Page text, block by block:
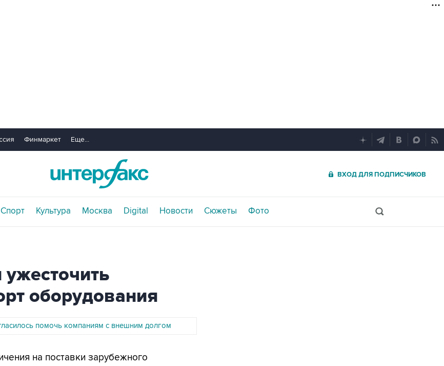
Финмаркет Еще...
ВХОД ДЛЯ ПОДПИСЧИКОВ
Спорт Культура Москва Digital Новости Сюжеты Фото
оборудования
помочь компаниям с внешним долгом
на поставки зарубежного